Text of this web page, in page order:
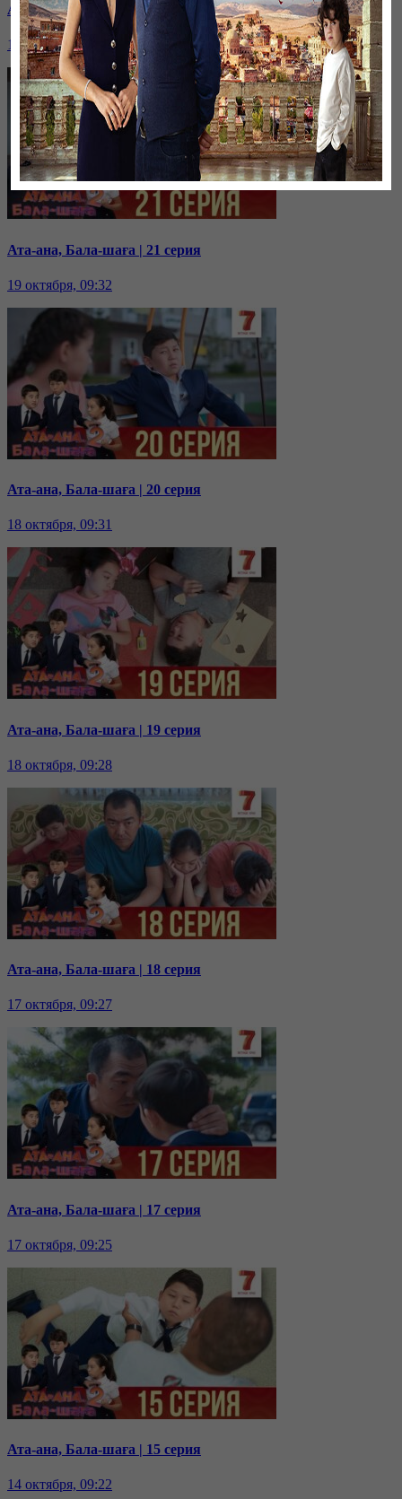
Ата-ана, Бала-шаға | 22 серия
19 октября, 09:35
Ата-ана, Бала-шаға | 21 серия
19 октября, 09:32
Ата-ана, Бала-шаға | 20 серия
18 октября, 09:31
Ата-ана, Бала-шаға | 19 серия
18 октября, 09:28
Ата-ана, Бала-шаға | 18 серия
17 октября, 09:27
Ата-ана, Бала-шаға | 17 серия
17 октября, 09:25
Ата-ана, Бала-шаға | 15 серия
14 октября, 09:22